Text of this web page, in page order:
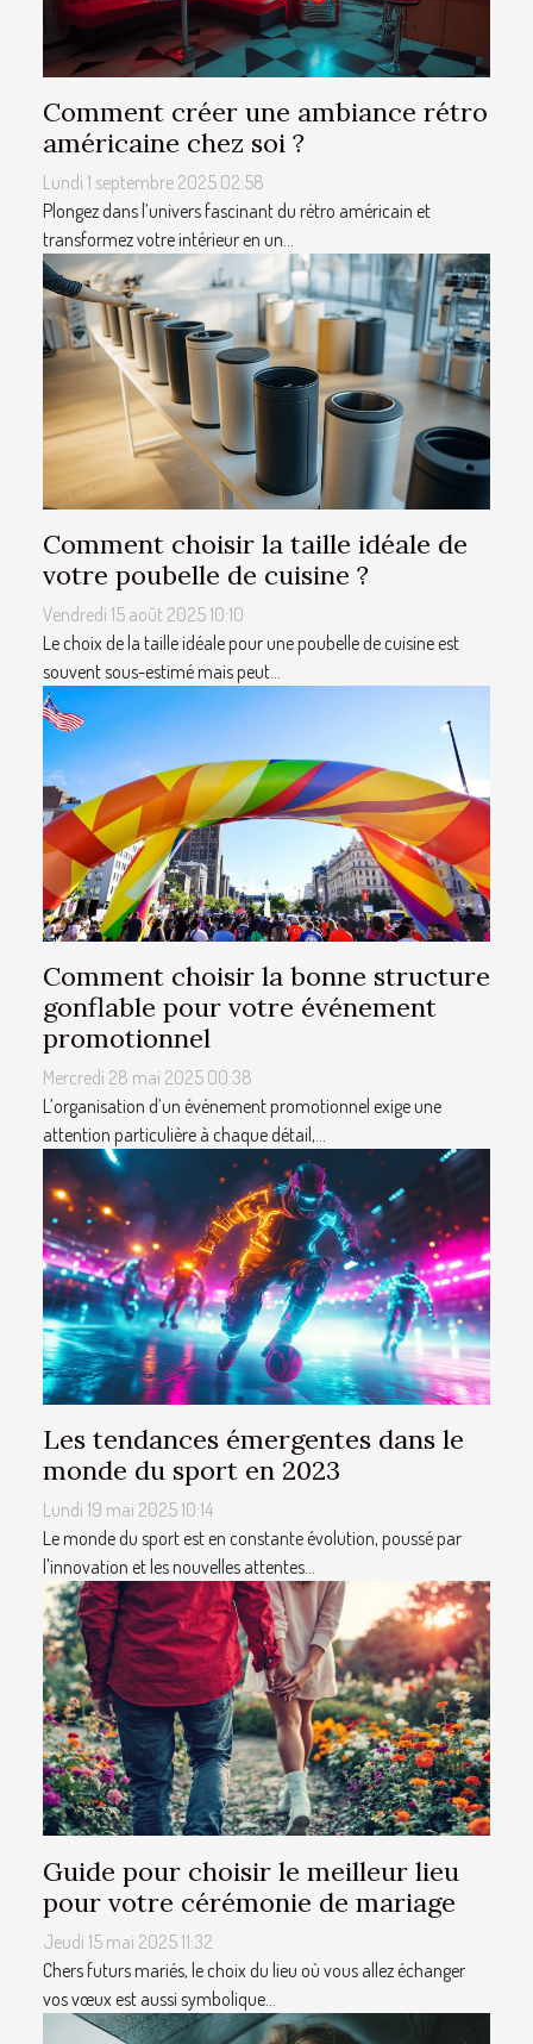
Comment créer une ambiance rétro
américaine chez soi ?
Lundi 1 septembre 2025 02:58
Plongez dans l’univers fascinant du rétro américain et
transformez votre intérieur en un...
Comment choisir la taille idéale de
votre poubelle de cuisine ?
Vendredi 15 août 2025 10:10
Le choix de la taille idéale pour une poubelle de cuisine est
souvent sous-estimé mais peut...
Comment choisir la bonne structure
gonflable pour votre événement
promotionnel
Mercredi 28 mai 2025 00:38
L’organisation d’un événement promotionnel exige une
attention particulière à chaque détail,...
Les tendances émergentes dans le
monde du sport en 2023
Lundi 19 mai 2025 10:14
Le monde du sport est en constante évolution, poussé par
l'innovation et les nouvelles attentes...
Guide pour choisir le meilleur lieu
pour votre cérémonie de mariage
Jeudi 15 mai 2025 11:32
Chers futurs mariés, le choix du lieu où vous allez échanger
vos vœux est aussi symbolique...